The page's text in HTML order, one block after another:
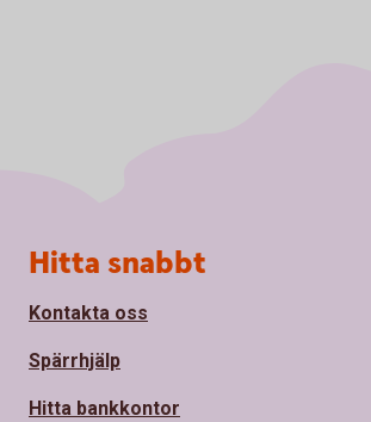
Sidfot
Hitta snabbt
Kontakta oss
Spärrhjälp
Hitta bankkontor